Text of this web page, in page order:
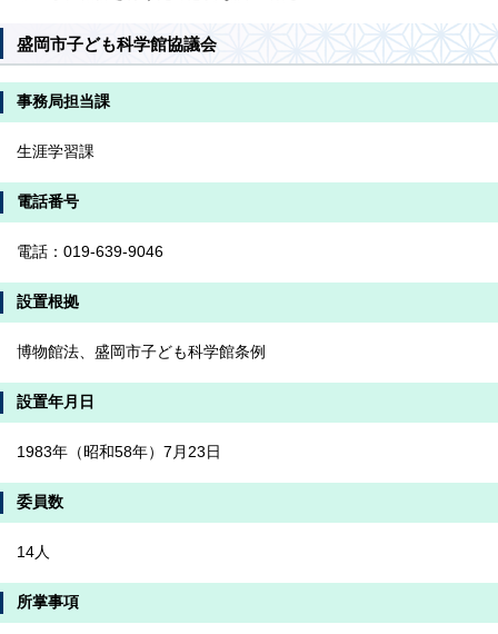
盛岡市子ども科学館協議会
事務局担当課
生涯学習課
電話番号
電話：019-639-9046
設置根拠
博物館法、盛岡市子ども科学館条例
設置年月日
1983年（昭和58年）7月23日
委員数
14人
所掌事項